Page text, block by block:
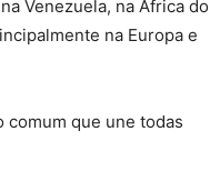
Venezuela, na África do
na Europa e
que une todas